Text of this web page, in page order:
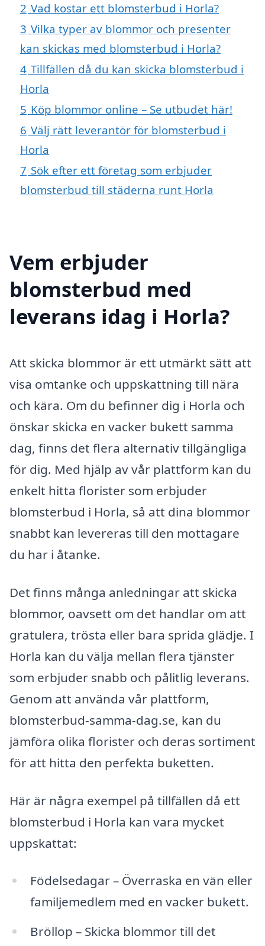
2 Vad kostar ett blomsterbud i Horla?
3 Vilka typer av blommor och presenter
kan skickas med blomsterbud i Horla?
4 Tillfällen då du kan skicka blomsterbud i
Horla
5 Köp blommor online – Se utbudet här!
6 Välj rätt leverantör för blomsterbud i
Horla
7 Sök efter ett företag som erbjuder
blomsterbud till städerna runt Horla
Vem erbjuder
blomsterbud med
leverans idag i Horla?
Att skicka blommor är ett utmärkt sätt att
visa omtanke och uppskattning till nära
och kära. Om du befinner dig i Horla och
önskar skicka en vacker bukett samma
dag, finns det flera alternativ tillgängliga
för dig. Med hjälp av vår plattform kan du
enkelt hitta florister som erbjuder
blomsterbud i Horla, så att dina blommor
snabbt kan levereras till den mottagare
du har i åtanke.
Det finns många anledningar att skicka
blommor, oavsett om det handlar om att
gratulera, trösta eller bara sprida glädje. I
Horla kan du välja mellan flera tjänster
som erbjuder snabb och pålitlig leverans.
Genom att använda vår plattform,
blomsterbud-samma-dag.se, kan du
jämföra olika florister och deras sortiment
för att hitta den perfekta buketten.
Här är några exempel på tillfällen då ett
blomsterbud i Horla kan vara mycket
uppskattat:
Födelsedagar – Överraska en vän eller
familjemedlem med en vacker bukett.
Bröllop – Skicka blommor till det